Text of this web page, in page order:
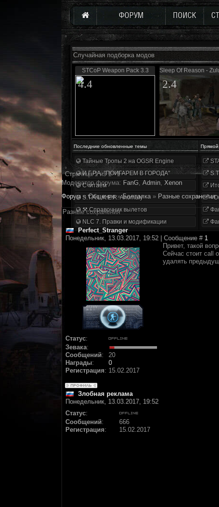
ФОРУМ ПОИСК
Случайная подборка модов
STCoP Weapon Pack 3.3
4.4
Sleep Of Reason -
2.4
Последние обновленные темы
Тайные Тропы 2 на OGSR Engine
И.Г.Р.А. "ПОИГАРЕМ В ГОРОДА"
Считаем
S.T.A.L.K.E.R. Anomaly
⚒ Справочник вылетов
NLC 7. Правки и модификации
Страница1из1
1
Модератор форума: FanG, Аdmin, Xenon
Форум » Общение » Болталка » Разные сохранения
Разные сохранения
Perfect_Stranger
Понедельник, 13.03.2017, 19:52 | Сообщение # 1
Статус:
Зевака:
Сообщений:
20
Награды:
0
Регистрация: 15.02.2017
Привет, такой
Сейчас стоит call
удалять
Злобная реклама
Понедельник, 13.03.2017, 19:52
Статус:
Сообщений:
666
Регистрация: 15.02.2017